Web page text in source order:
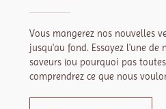
Vous mangerez nos nouvelles
jusqu'au fond. Essayez l'une de
saveurs (ou pourquoi pas
comprendrez ce que nous